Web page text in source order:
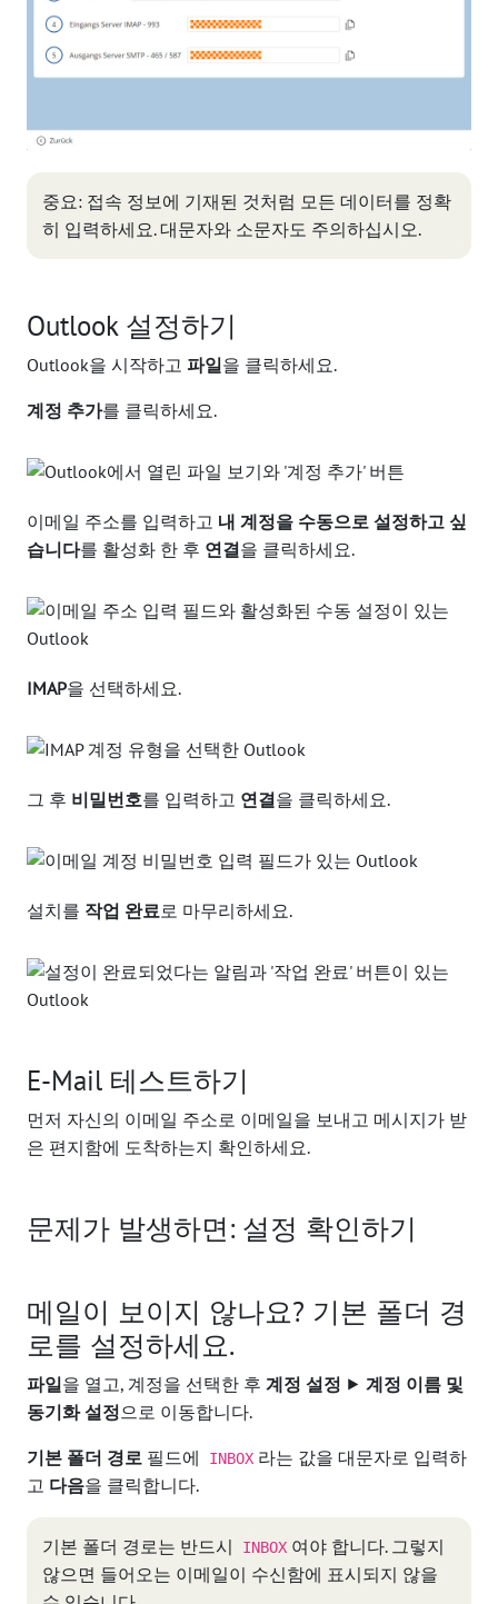
중요: 접속 정보에 기재된 것처럼 모든 데이터를 정확
히 입력하세요. 대문자와 소문자도 주의하십시오.
Outlook 설정하기
Outlook을 시작하고 파일을 클릭하세요.
계정 추가를 클릭하세요.
이메일 주소를 입력하고 내 계정을 수동으로 설정하고 싶
습니다를 활성화 한 후 연결을 클릭하세요.
IMAP을 선택하세요.
그 후 비밀번호를 입력하고 연결을 클릭하세요.
설치를 작업 완료로 마무리하세요.
E-Mail 테스트하기
먼저 자신의 이메일 주소로 이메일을 보내고 메시지가 받
은 편지함에 도착하는지 확인하세요.
문제가 발생하면: 설정 확인하기
메일이 보이지 않나요? 기본 폴더 경
로를 설정하세요.
파일을 열고, 계정을 선택한 후 계정 설정 ⯈ 계정 이름 및
동기화 설정으로 이동합니다.
기본 폴더 경로 필드에 INBOX 라는 값을 대문자로 입력하
고 다음을 클릭합니다.
기본 폴더 경로는 반드시 INBOX 여야 합니다. 그렇지
않으면 들어오는 이메일이 수신함에 표시되지 않을